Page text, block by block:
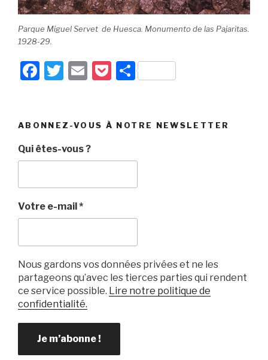
Parque Miguel Servet de Huesca. Monumento de las Pajaritas.
1928-29.
F
e
b
o
o
k
T
er
E
P
k
P
g
ABONNEZ-VOUS À NOTRE NEWSLETTER
Qui êtes-vous ?
Votre e-mail *
Nous gardons vos données privées et ne les
partageons qu’avec les tierces parties qui rendent
ce service possible. Lire notre politique de
confidentialité.